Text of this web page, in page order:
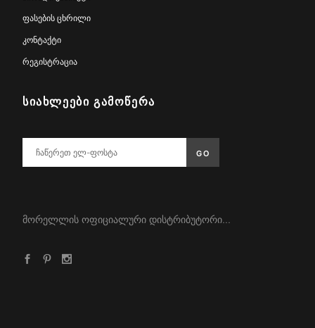
ფასების ცხრილი
კონტაქტი
რეგისტრაცია
ᲡᲘᲐᲮᲚᲔᲔᲑᲘ ᲒᲐᲛᲝᲬᲔᲠᲐ
მორელლის ოფიციალური დისტრიბუტორი...